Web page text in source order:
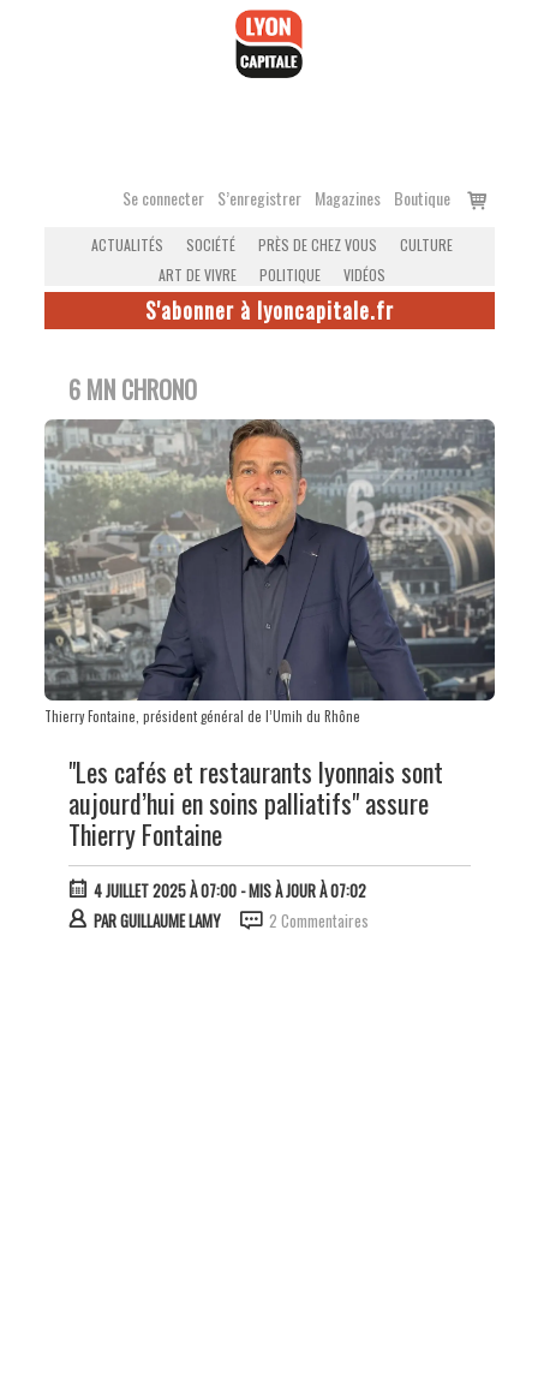
Se connecter S’enregistrer Magazines Boutique
Voir
ACTUALITÉS SOCIÉTÉ PRÈS DE CHEZ VOUS
CULTURE
ART DE VIVRE
POLITIQUE VIDÉOS
S'abonner à lyoncapitale.fr
6 MN CHRONO
Thierry Fontaine, président général de l’Umih du Rhône
"Les cafés et restaurants lyonnais sont
aujourd’hui en soins palliatifs" assure
Thierry Fontaine
4 JUILLET 2025 À 07:00- MIS À JOUR À 07:02
PARGUILLAUME LAMY 2 Commentaires